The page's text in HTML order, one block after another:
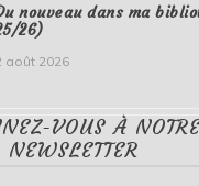
nouveau dans ma
26)
août 2026
VOUS À
NEWSLETTER